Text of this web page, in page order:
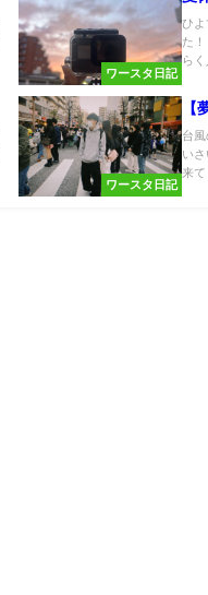
ワースタ日記
ひ
た
ら
ワースタ日記
【
台
い
来